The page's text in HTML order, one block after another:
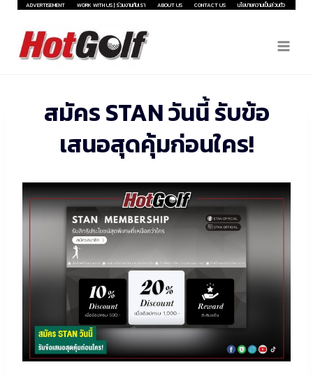
Skip
content
ADVERTISEMENT WORK WITH US | ร่วมงานกับเรา ABOUT US CONTACT US นโยบายความเป็นส่วนตัว
สมัคร STAN วันนี้ รับข้อ
เสนอสุดคุ้มก่อนใคร!